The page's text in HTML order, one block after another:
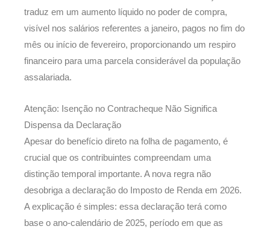
traduz em um aumento líquido no poder de compra,
visível nos salários referentes a janeiro, pagos no fim do
mês ou início de fevereiro, proporcionando um respiro
financeiro para uma parcela considerável da população
assalariada.
Atenção: Isenção no Contracheque Não Significa
Dispensa da Declaração
Apesar do benefício direto na folha de pagamento, é
crucial que os contribuintes compreendam uma
distinção temporal importante. A nova regra não
desobriga a declaração do Imposto de Renda em 2026.
A explicação é simples: essa declaração terá como
base o ano-calendário de 2025, período em que as